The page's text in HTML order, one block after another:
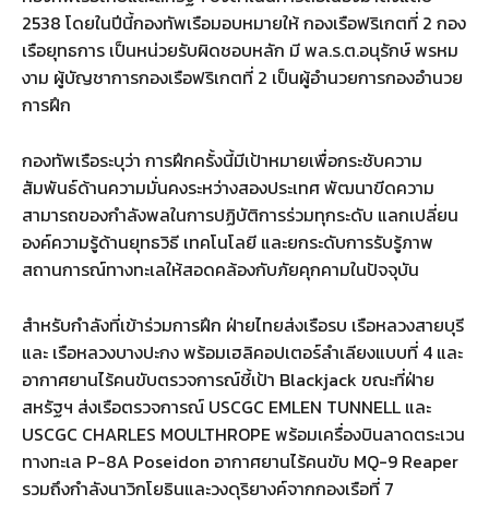
2538 โดยในปีนี้กองทัพเรือมอบหมายให้ กองเรือฟริเกตที่ 2 กอง
เรือยุทธการ เป็นหน่วยรับผิดชอบหลัก มี พล.ร.ต.อนุรักษ์ พรหม
งาม ผู้บัญชาการกองเรือฟริเกตที่ 2 เป็นผู้อำนวยการกองอำนวย
การฝึก
กองทัพเรือระบุว่า การฝึกครั้งนี้มีเป้าหมายเพื่อกระชับความ
สัมพันธ์ด้านความมั่นคงระหว่างสองประเทศ พัฒนาขีดความ
สามารถของกำลังพลในการปฏิบัติการร่วมทุกระดับ แลกเปลี่ยน
องค์ความรู้ด้านยุทธวิธี เทคโนโลยี และยกระดับการรับรู้ภาพ
สถานการณ์ทางทะเลให้สอดคล้องกับภัยคุกคามในปัจจุบัน
สำหรับกำลังที่เข้าร่วมการฝึก ฝ่ายไทยส่งเรือรบ เรือหลวงสายบุรี
และ เรือหลวงบางปะกง พร้อมเฮลิคอปเตอร์ลำเลียงแบบที่ 4 และ
อากาศยานไร้คนขับตรวจการณ์ชี้เป้า Blackjack ขณะที่ฝ่าย
สหรัฐฯ ส่งเรือตรวจการณ์ USCGC EMLEN TUNNELL และ
USCGC CHARLES MOULTHROPE พร้อมเครื่องบินลาดตระเวน
ทางทะเล P-8A Poseidon อากาศยานไร้คนขับ MQ-9 Reaper
รวมถึงกำลังนาวิกโยธินและวงดุริยางค์จากกองเรือที่ 7